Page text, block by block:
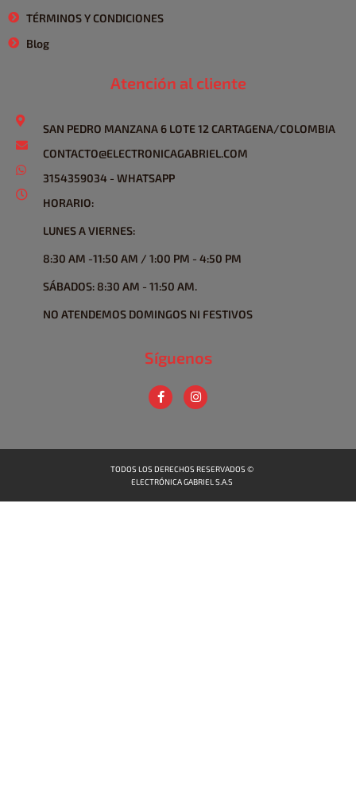
TÉRMINOS Y CONDICIONES
Blog
Atención al cliente
SAN PEDRO MANZANA 6 LOTE 12 CARTAGENA/COLOMBIA
CONTACTO@ELECTRONICAGABRIEL.COM
3154359034 - WHATSAPP
HORARIO:
LUNES A VIERNES:
8:30 AM -11:50 AM / 1:00 PM - 4:50 PM
SÁBADOS: 8:30 AM - 11:50 AM.
NO ATENDEMOS DOMINGOS NI FESTIVOS
Síguenos
TODOS LOS DERECHOS RESERVADOS ©
ELECTRÓNICA GABRIEL S.A.S